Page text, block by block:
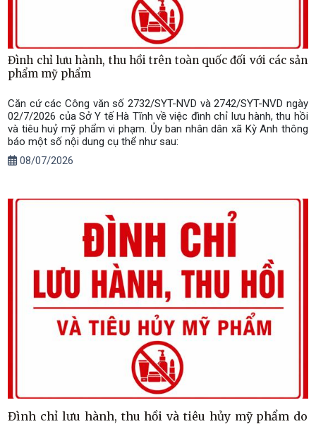
Đình chỉ lưu hành, thu hồi trên toàn quốc đối với các sản
phẩm mỹ phẩm
Căn cứ các Công văn số 2732/SYT-NVD và 2742/SYT-NVD ngày
02/7/2026 của Sở Y tế Hà Tĩnh về việc đình chỉ lưu hành, thu hồi
và tiêu huỷ mỹ phẩm vi phạm. Ủy ban nhân dân xã Kỳ Anh thông
báo một số nội dung cụ thể như sau:
08/07/2026
Đình chỉ lưu hành, thu hồi và tiêu hủy mỹ phẩm do